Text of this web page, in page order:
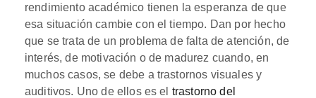
rendimiento académico tienen la esperanza de que
esa situación cambie con el tiempo. Dan por hecho
que se trata de un problema de falta de atención, de
interés, de motivación o de madurez cuando, en
muchos casos, se debe a trastornos visuales y
auditivos. Uno de ellos es el trastorno del